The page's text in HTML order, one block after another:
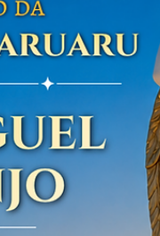
Jesus na Eucaristia. A
no Convento dos
exposição do
momentos de oração
diversos grupos e
presentes na cidade.
Santa Missa, presidida